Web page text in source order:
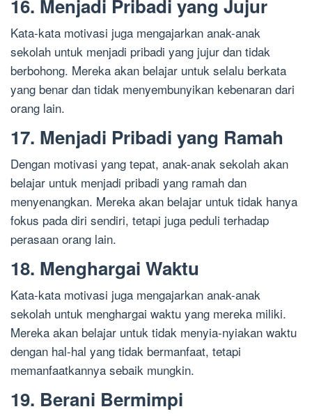
16. Menjadi Pribadi yang Jujur
Kata-kata motivasi juga mengajarkan anak-anak
sekolah untuk menjadi pribadi yang jujur dan tidak
berbohong. Mereka akan belajar untuk selalu berkata
yang benar dan tidak menyembunyikan kebenaran dari
orang lain.
17. Menjadi Pribadi yang Ramah
Dengan motivasi yang tepat, anak-anak sekolah akan
belajar untuk menjadi pribadi yang ramah dan
menyenangkan. Mereka akan belajar untuk tidak hanya
fokus pada diri sendiri, tetapi juga peduli terhadap
perasaan orang lain.
18. Menghargai Waktu
Kata-kata motivasi juga mengajarkan anak-anak
sekolah untuk menghargai waktu yang mereka miliki.
Mereka akan belajar untuk tidak menyia-nyiakan waktu
dengan hal-hal yang tidak bermanfaat, tetapi
memanfaatkannya sebaik mungkin.
19. Berani Bermimpi